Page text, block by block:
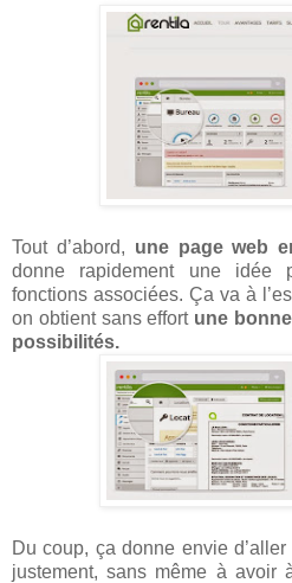
Tout d’abord, une page web
donne rapidement une idée
fonctions associées. Ça va à
on obtient sans effort une
possibilités.
Du coup, ça donne envie
justement, sans même à avoir